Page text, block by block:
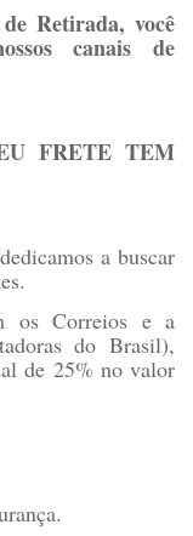
Retirada, você
canais de
FRETE TEM
a buscar
os Correios e a
do Brasil),
de 25% no valor